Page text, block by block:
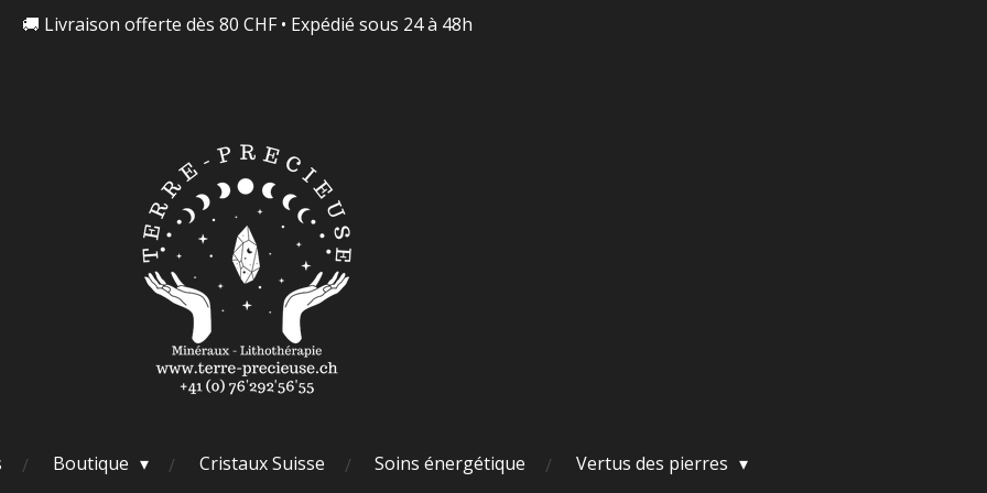
🚚 Livraison offerte dès 80 CHF • Expédié sous 24 à 48h
Boutique Cristaux Suisse Soins énergétique
Vertus des pierres